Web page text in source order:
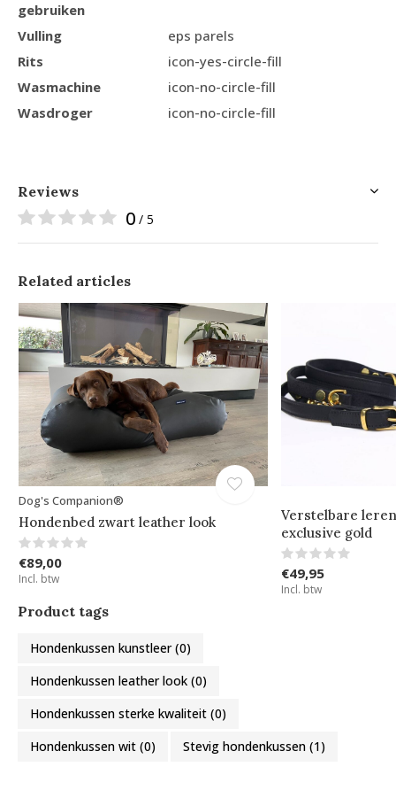
gebruiken
Vulling
eps parels
Rits
icon-yes-circle-fill
Wasmachine
icon-no-circle-fill
Wasdroger
icon-no-circle-fill
Reviews
0 / 5
Related articles
Dog's Companion®
Hondenbed zwart leather look
€89,00
Incl. btw
Verstelbare
exclusive gold
€49,95
Incl. btw
Product tags
Hondenkussen kunstleer(0)
Hondenkussen leather look (0)
Hondenkussen sterke kwaliteit (0)
Hondenkussen wit (0) Stevig hondenkussen (1)